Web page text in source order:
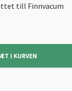
till Finnvacum
I KURVEN